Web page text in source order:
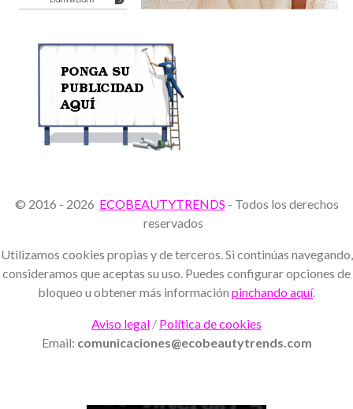
© 2016 - 2026 ECOBEAUTYTRENDS - Todos los derechos
reservados
Utilizamos cookies propias y de terceros. Si continúas navegando,
consideramos que aceptas su uso. Puedes configurar opciones de
bloqueo u obtener más información pinchando aquí.
Aviso legal / Política de cookies
Email: comunicaciones@ecobeautytrends.com